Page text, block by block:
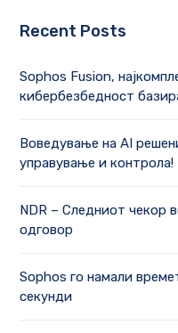
Recent Posts
Sophos Fusion,
кибербезбедност
Воведување на AI
управување и контрола!
NDR – Следниот чекор
одговор
Sophos го намали
секунди